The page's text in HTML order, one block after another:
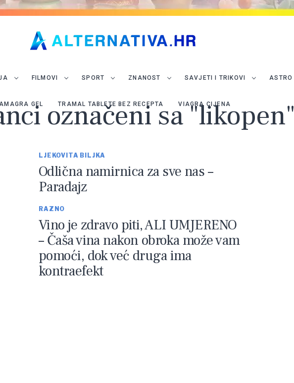
FILMOVI SPORT ZNANOST SAVJETI I TRIKOVI ASTRO
GEL TRAMAL TABLETE BEZ RECEPTA VIAGRA CIJENA
označeni sa "likopen"
LJEKOVITA BILJKA
Odlična namirnica za sve nas –
Paradajz
RAZNO
Vino je zdravo piti, ALI UMJERENO
– Čaša vina nakon obroka može vam
pomoći, dok već druga ima
kontraefekt